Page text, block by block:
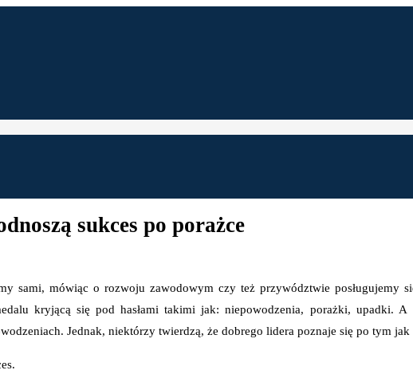
sukces po porażce
sami, mówiąc o rozwoju zawodowym czy też przywództwie posługujemy
kryjącą się pod hasłami takimi jak: niepowodzenia, porażki, upadki. A
Jednak, niektórzy twierdzą, że dobrego lidera poznaje się po tym